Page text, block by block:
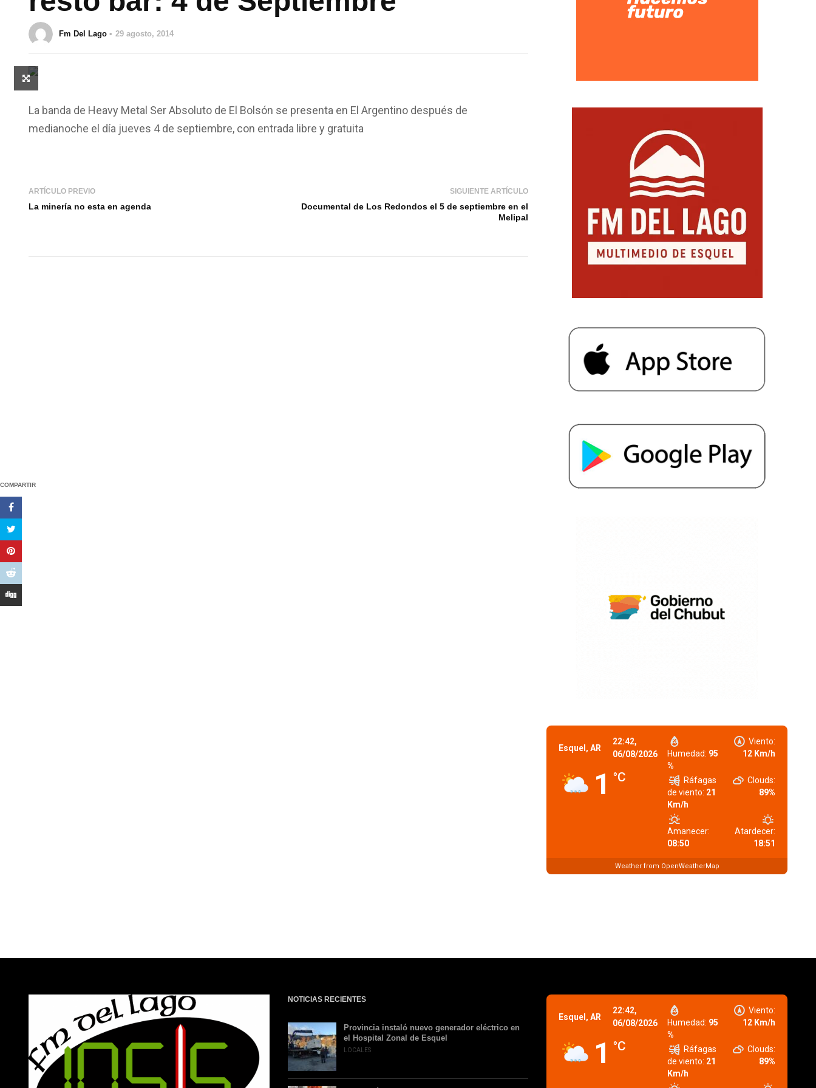
Fm Del Lago 29 agosto, 2014
COMPARTIR
La banda de Heavy Metal Ser Absoluto de El Bolsón se presenta en El Argentino después de
medianoche el día jueves 4 de septiembre, con entrada libre y gratuita
ARTÍCULO PREVIO
La minería no esta en agenda
SIGUIENTE ARTÍCULO
Documental de Los Redondos el 5 de septiembre en el
Melipal
Esquel, AR
22:42,
06/08/2026
1 °C
Humedad: 95
%
Viento:
12 Km/h
Ráfagas
de viento: 21
Km/h
Clouds:
89%
Amanecer:
08:50
Atardecer:
18:51
Weather from OpenWeatherMap
NOTICIAS RECIENTES
Provincia instaló nuevo generador eléctrico en
el Hospital Zonal de Esquel
LOCALES
Esquel, AR
22:42,
06/08/2026
1 °C
Humedad: 95
%
Viento:
12 Km/h
Ráfagas
de viento: 21
Km/h
Clouds:
89%